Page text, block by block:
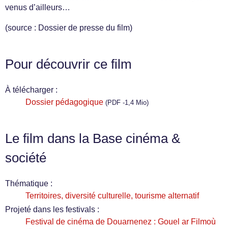
venus d’ailleurs…
(source : Dossier de presse du film)
Pour découvrir ce film
À télécharger :
Dossier pédagogique (PDF -1,4 Mio)
Le film dans la Base cinéma &
société
Thématique :
Territoires, diversité culturelle, tourisme alternatif
Projeté dans les festivals :
Festival de cinéma de Douarnenez : Gouel ar Filmoù